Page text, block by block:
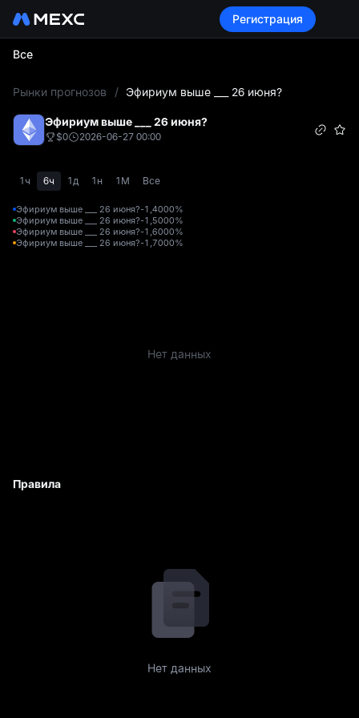
Регистрация
Все
Рынки прогнозов / Эфириум выше ___ 26 июня?
Эфириум выше ___ 26 июня?
$0 2026-06-27 00:00
1ч 6ч 1д 1н 1М Все
Эфириум выше ___ 26 июня?-1,4000%
Эфириум выше ___ 26 июня?-1,5000%
Эфириум выше ___ 26 июня?-1,6000%
Эфириум выше ___ 26 июня?-1,7000%
Нет данных
Правила
Нет данных